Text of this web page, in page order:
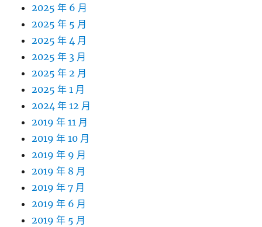
2025 年 6 月
2025 年 5 月
2025 年 4 月
2025 年 3 月
2025 年 2 月
2025 年 1 月
2024 年 12 月
2019 年 11 月
2019 年 10 月
2019 年 9 月
2019 年 8 月
2019 年 7 月
2019 年 6 月
2019 年 5 月